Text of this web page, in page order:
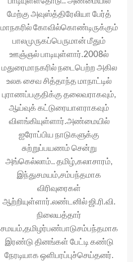
மேற்கு அவுஸ்த்திரேலியா பேர்த்
மாநகரில் கோவில்கொண்டிருக்கும்
பாலமுருகப்பெருமான் மீதும்
ஊஞ்ஞல் பாடியுள்ளார்.2008ல்
மதுரைமாநகரில் நடைபெற்ற அகில
உலக சைவ‌ சித்தாந்த மாநாட்டில்
புராணப்பகுதிக்கு தலைவராகவும்,
ஆய்வுக் கட்டுரையாள‌ராகவும்
விளங்கியுள்ளார்.அண்மையில்
ஐரோப்பிய நாடுகளுக்கு
சுற்றுப்பயணம் சென்று
அங்கெல்லாம்.. தமிழ்,கலாசாரம்,
இந்துசமயம்,சம்பந்தமாக
விரிவுரைகள்
ஆற்றியுள்ளார்.லண்டனில் ஜி.ரி.வி.
நிலையத்தார்
சமயம்,தமிழர்பண்பாடுசம்பந்தமாக
இரண்டு தினங்கள் பேட்டி கண்டு
நேரடியாக ஒளிபரப்புச்செய்தனர்.